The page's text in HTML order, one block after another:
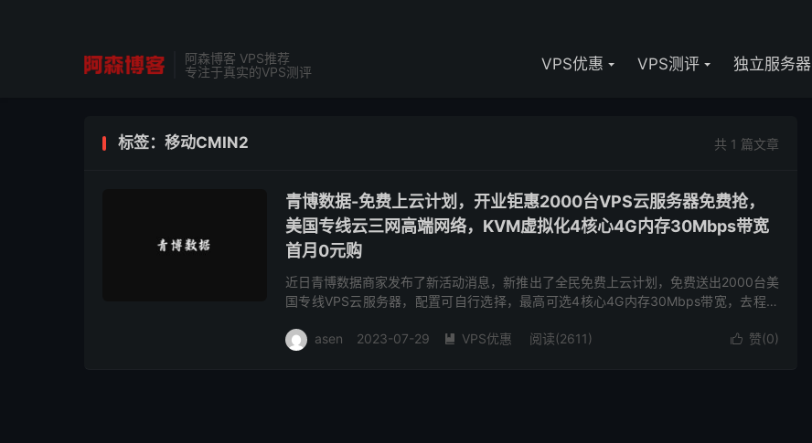
阿森博客 VPS推荐
专注于真实的VPS测评
VPS优惠 VPS测评 独立服务器
共 1 篇文章
标签：移动CMIN2
青博数据-免费上云计划，开业钜惠2000台VPS云服务器免费抢，
美国专线云三网高端网络，KVM虚拟化4核心4G内存30Mbps带宽
首月0元购
近日青博数据商家发布了新活动消息，新推出了全民免费上云计划，免费送出2000台美
国专线VPS云服务器，配置可自行选择，最高可选4核心4G内存30Mbps带宽，去程回
 赞(0)
asen 2023-07-29  VPS优惠 阅读(2611)